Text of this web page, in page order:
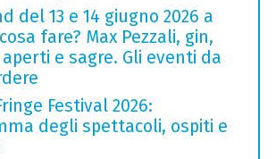
del 13 e 14 giugno 2026 a
fare? Max Pezzali, gin,
e sagre. Gli eventi da
Festival 2026:
degli spettacoli, ospiti e